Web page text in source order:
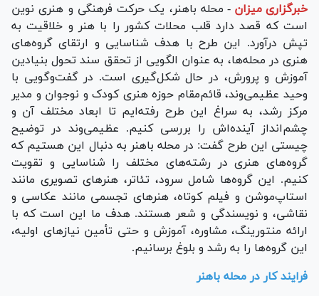
خبرگزاری میزان - محله باهنر، یک حرکت فرهنگی و هنری نوین
است که قصد دارد قلب محلات کشور را با هنر و خلاقیت به
تپش درآورد. این طرح با هدف شناسایی و ارتقای گروه‌های
هنری در محله‌ها، به عنوان الگویی از تحقق سند تحول بنیادین
آموزش و پرورش، در حال شکل‌گیری است. در گفت‌وگویی با
وحید عظیمی‌وند، قائم‌مقام حوزه هنری کودک و نوجوان و مدیر
مرکز رشد، به سراغ این طرح رفته‌ایم تا ابعاد مختلف آن و
چشم‌انداز آینده‌اش را بررسی کنیم. عظیمی‌وند در توضیح
چیستی این طرح گفت: در محله باهنر به دنبال این هستیم که
گروه‌های هنری در رشته‌های مختلف را شناسایی و تقویت
کنیم. این گروه‌ها شامل سرود، تئاتر، هنر‌های تصویری مانند
استاپ‌موشن و فیلم کوتاه، هنر‌های تجسمی مانند عکاسی و
نقاشی، و نویسندگی و شعر هستند. هدف ما این است که با
ارائه منتورینگ، مشاوره، آموزش و حتی تأمین نیاز‌های اولیه،
این گروه‌ها را به رشد و بلوغ برسانیم.
فرایند کار در محله باهنر